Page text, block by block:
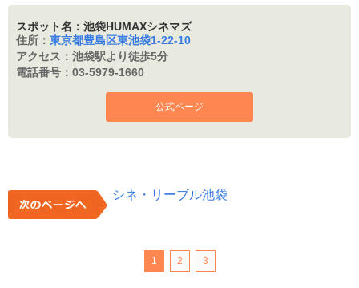
スポット名：池袋HUMAXシネマズ
住所： 東京都豊島区東池袋1-22-10
アクセス： 池袋駅より徒歩5分
電話番号： 03-5979-1660
公式ページ
シネ・リーブル池袋
1 2 3